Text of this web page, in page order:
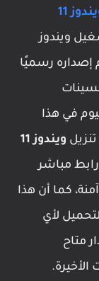
ويندوز 11
ويندوز
رسميًا
11 بعدة تحسينات
في هذا
ويندوز 11
مباشر
كما أن هذا
لأي
متاح
الأخيرة.